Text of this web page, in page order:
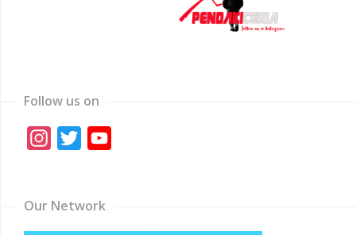
Follow us on
Instagram
Twitter
Our Network